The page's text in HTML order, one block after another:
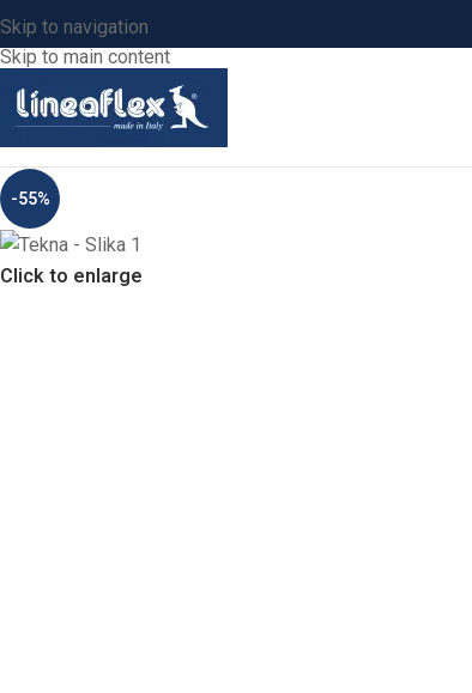
Skip to navigation
Skip to main content
-55%
Click to enlarge